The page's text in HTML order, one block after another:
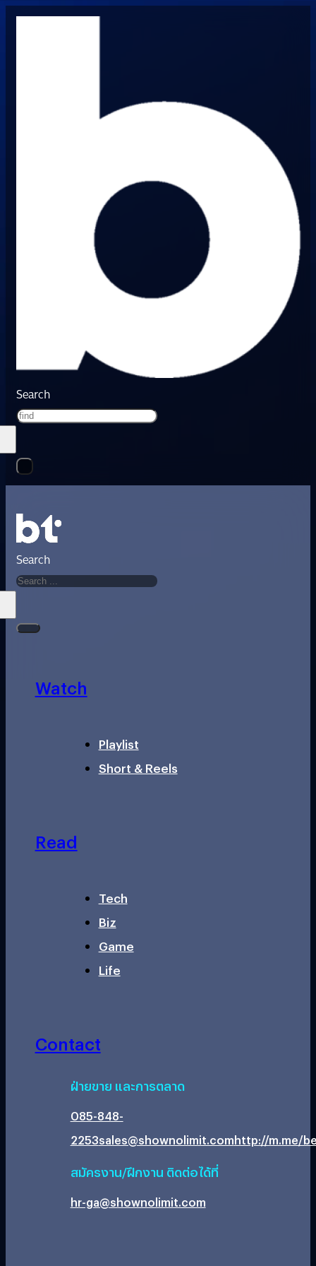
Search
Search
Watch
Playlist
Short & Reels
Read
Tech
Biz
Game
Life
Contact
ฝ่ายขาย และการตลาด
085-848-
2253sales@shownolimit.comhttp://m.me/
สมัครงาน/ฝึกงาน ติดต่อได้ที่
hr-ga@shownolimit.com